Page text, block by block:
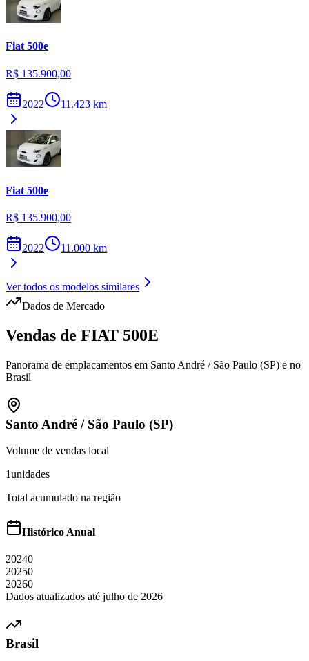
Fiat 500e
R$ 135.900,00
2022 11.423 km
Fiat 500e
R$ 135.900,00
2022 11.000 km
Ver todos os modelos similares
Dados de Mercado
Vendas de FIAT 500E
Panorama de emplacamentos em Santo André / São Paulo (SP) e no
Brasil
Santo André / São Paulo (SP)
Volume de vendas local
1unidades
Total acumulado na região
Histórico Anual
20240
20250
20260
Dados atualizados até julho de 2026
Brasil